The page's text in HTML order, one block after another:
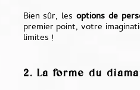
Bien sûr, lesoptions de
premier point, votre
limites !
2. La forme du